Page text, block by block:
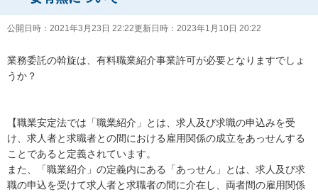
公開日時： 2021年3月23日 22:22更新日時： 2023年1月10日 20:22
業務委託の斡旋は、有料職業紹介事業許可が必要となりますでしょ
うか？
【職業安定法では「職業紹介」とは、求人及び求職の申込みを受
け、求人者と求職者との間における雇用関係の成立をあっせんする
ことであると定義されています。
また、「職業紹介」の定義内にある「あっせん」とは、求人及び求
職の申込を受けて求人者と求職者の間に介在し、両者間の雇用関係